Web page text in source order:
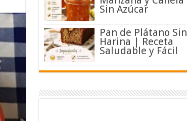
Sin Azúcar
Pan de Plátano Sin
Harina | Receta
Saludable y Fácil